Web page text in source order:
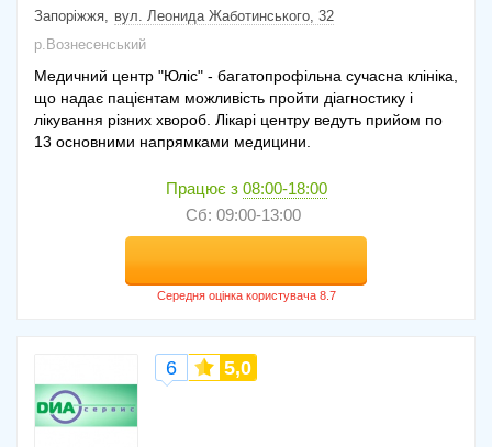
Запоріжжя
вул. Леонида Жаботинського, 32
р.Вознесенський
Медичний центр "Юліс" - багатопрофільна сучасна клініка,
що надає пацієнтам можливість пройти діагностику і
лікування різних хвороб. Лікарі центру ведуть прийом по
13 основними напрямками медицини.
Працює з 08:00-18:00
Сб: 09:00-13:00
6 5,0